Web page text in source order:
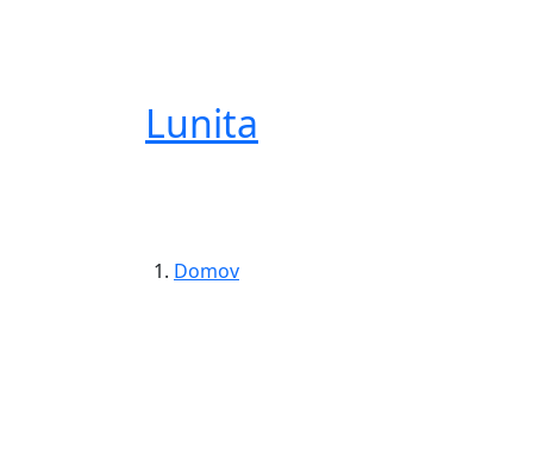
Lunita
Domov